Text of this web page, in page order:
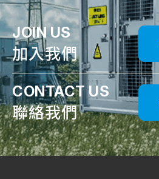
JOIN US
加入我們
CONTACT US
聯絡我們